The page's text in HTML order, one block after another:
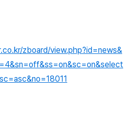
zboard/view.php?id=news&